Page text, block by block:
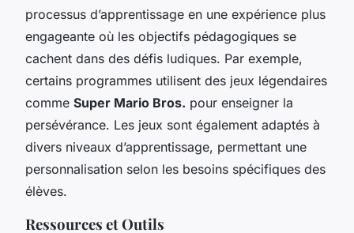
processus d’apprentissage en une expérience plus
engageante où les objectifs pédagogiques se
cachent dans des défis ludiques. Par exemple,
certains programmes utilisent des jeux légendaires
comme Super Mario Bros. pour enseigner la
persévérance. Les jeux sont également adaptés à
divers niveaux d’apprentissage, permettant une
personnalisation selon les besoins spécifiques des
élèves.
Ressources et Outils